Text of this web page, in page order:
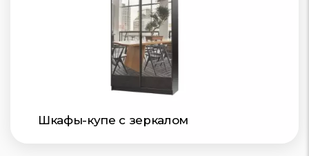
Шкафы-купе с зеркалом